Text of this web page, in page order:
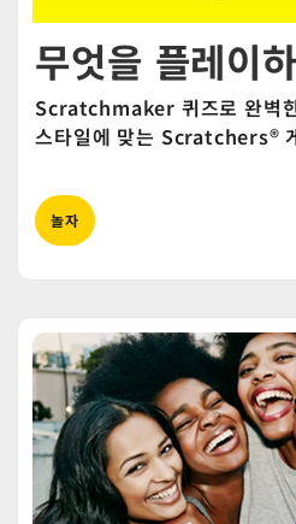
무엇을 플레이
Scratchmaker 퀴즈로 완벽
스타일에 맞는 Scratchers®
놀자